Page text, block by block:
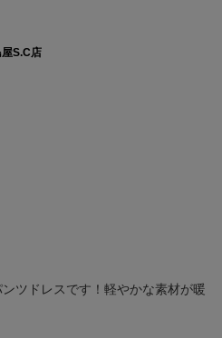
S.C店
ツドレスです！軽やかな素材が暖